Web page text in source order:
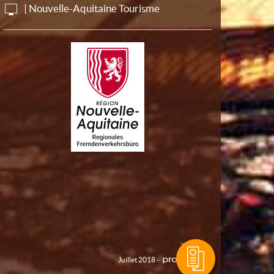
| Nouvelle-Aquitaine Tourisme
Juillet 2018 -